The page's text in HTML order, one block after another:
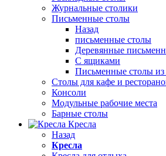
Журнальные столики
Письменные столы
Назад
письменные столы
Деревянные
С ящиками
Письменные столы
Столы для кафе и
Консоли
Модульные рабочие места
Барные столы
Кресла
Назад
Кресла